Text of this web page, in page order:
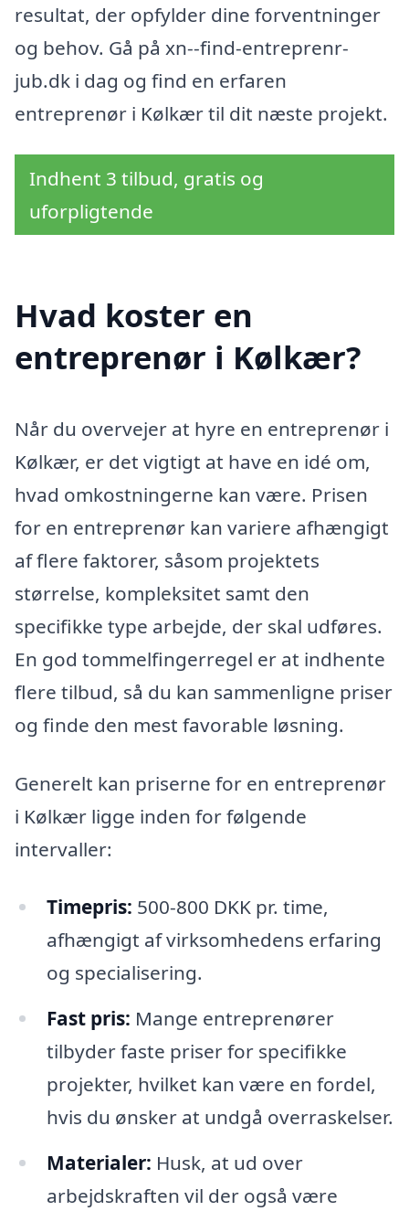
resultat, der opfylder dine forventninger
og behov. Gå på xn--find-entreprenr-
jub.dk i dag og find en erfaren
entreprenør i Kølkær til dit næste projekt.
Indhent 3 tilbud, gratis og
uforpligtende
Hvad koster en
entreprenør i Kølkær?
Når du overvejer at hyre en entreprenør i
Kølkær, er det vigtigt at have en idé om,
hvad omkostningerne kan være. Prisen
for en entreprenør kan variere afhængigt
af flere faktorer, såsom projektets
størrelse, kompleksitet samt den
specifikke type arbejde, der skal udføres.
En god tommelfingerregel er at indhente
flere tilbud, så du kan sammenligne priser
og finde den mest favorable løsning.
Generelt kan priserne for en entreprenør
i Kølkær ligge inden for følgende
intervaller:
Timepris: 500-800 DKK pr. time,
afhængigt af virksomhedens erfaring
og specialisering.
Fast pris: Mange entreprenører
tilbyder faste priser for specifikke
projekter, hvilket kan være en fordel,
hvis du ønsker at undgå overraskelser.
Materialer: Husk, at ud over
arbejdskraften vil der også være